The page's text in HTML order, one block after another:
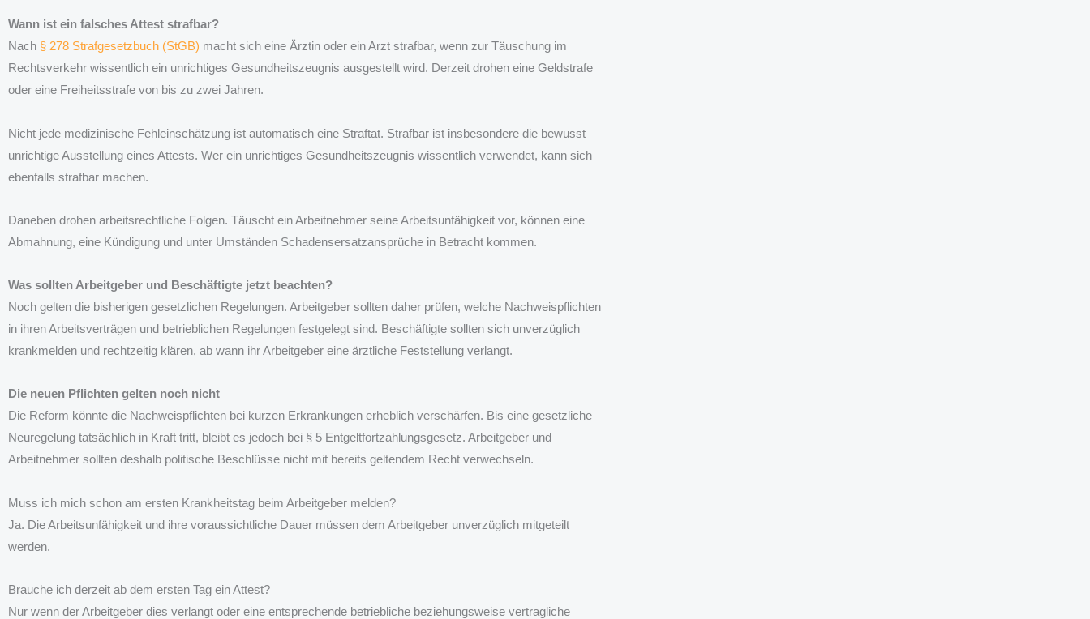
Wann ist ein falsches Attest strafbar?
Nach § 278 Strafgesetzbuch (StGB) macht sich eine Ärztin oder ein Arzt strafbar, wenn zur Täuschung im
Rechtsverkehr wissentlich ein unrichtiges Gesundheitszeugnis ausgestellt wird. Derzeit drohen eine Geldstrafe
oder eine Freiheitsstrafe von bis zu zwei Jahren.
Nicht jede medizinische Fehleinschätzung ist automatisch eine Straftat. Strafbar ist insbesondere die bewusst
unrichtige Ausstellung eines Attests. Wer ein unrichtiges Gesundheitszeugnis wissentlich verwendet, kann sich
ebenfalls strafbar machen.
Daneben drohen arbeitsrechtliche Folgen. Täuscht ein Arbeitnehmer seine Arbeitsunfähigkeit vor, können eine
Abmahnung, eine Kündigung und unter Umständen Schadensersatzansprüche in Betracht kommen.
Was sollten Arbeitgeber und Beschäftigte jetzt beachten?
Noch gelten die bisherigen gesetzlichen Regelungen. Arbeitgeber sollten daher prüfen, welche Nachweispflichten
in ihren Arbeitsverträgen und betrieblichen Regelungen festgelegt sind. Beschäftigte sollten sich unverzüglich
krankmelden und rechtzeitig klären, ab wann ihr Arbeitgeber eine ärztliche Feststellung verlangt.
Die neuen Pflichten gelten noch nicht
Die Reform könnte die Nachweispflichten bei kurzen Erkrankungen erheblich verschärfen. Bis eine gesetzliche
Neuregelung tatsächlich in Kraft tritt, bleibt es jedoch bei § 5 Entgeltfortzahlungsgesetz. Arbeitgeber und
Arbeitnehmer sollten deshalb politische Beschlüsse nicht mit bereits geltendem Recht verwechseln.
Muss ich mich schon am ersten Krankheitstag beim Arbeitgeber melden?
Ja. Die Arbeitsunfähigkeit und ihre voraussichtliche Dauer müssen dem Arbeitgeber unverzüglich mitgeteilt
werden.
Brauche ich derzeit ab dem ersten Tag ein Attest?
Nur wenn der Arbeitgeber dies verlangt oder eine entsprechende betriebliche beziehungsweise vertragliche